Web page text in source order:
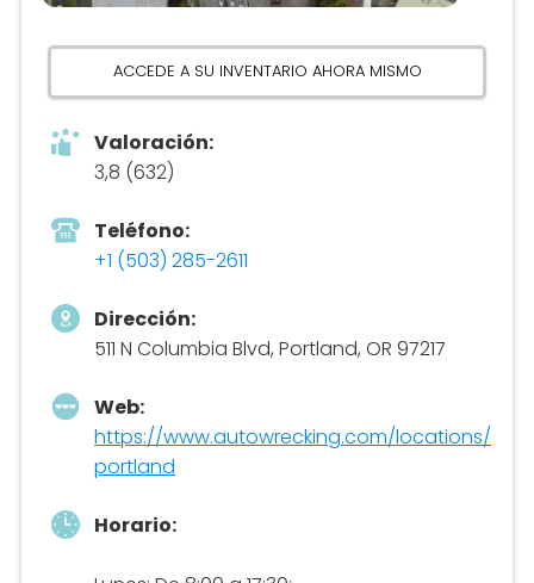
ACCEDE A SU INVENTARIO AHORA MISMO
Valoración:
3,8 (632)
Teléfono:
+1 (503) 285-2611
Dirección:
511 N Columbia Blvd, Portland, OR 97217
Web:
https://www.autowrecking.com/locations/
portland
Horario: